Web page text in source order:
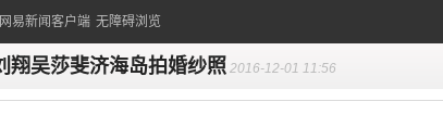
易新闻客户端 无障碍浏览
翔吴莎斐济海岛拍婚纱照 2016-12-01 11:56